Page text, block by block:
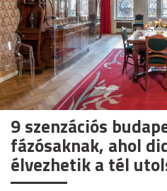
9 szenzációs
fázósaknak, ahol
élvezhetik a tél